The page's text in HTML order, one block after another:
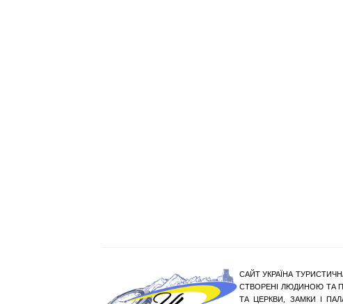
САЙТ УКРАЇНА
СТВОРЕНІ ЛЮДИНОЮ ТА
ТА ЦЕРКВИ, ЗАМКИ І